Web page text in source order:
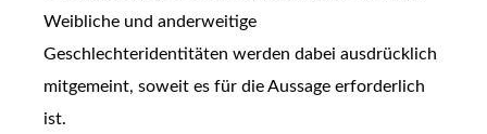
Weibliche und anderweitige
Geschlechteridentitäten werden dabei ausdrücklich
mitgemeint, soweit es für die Aussage erforderlich
ist.